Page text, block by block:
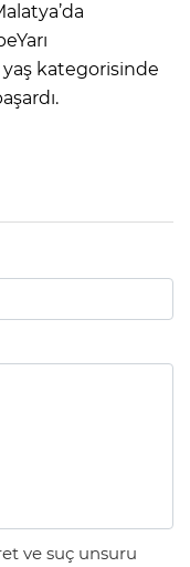
yaş kategorisinde
ve suç unsuru